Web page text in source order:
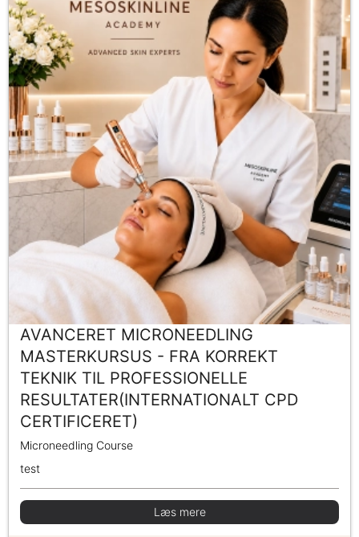
AVANCERET MICRONEEDLING
MASTERKURSUS - FRA KORREKT
TEKNIK TIL PROFESSIONELLE
RESULTATER(INTERNATIONALT CPD
CERTIFICERET)
Microneedling Course
test
Læs mere